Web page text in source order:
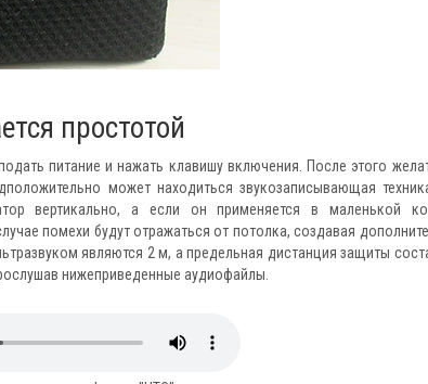
простотой
питание и нажать клавишу включения. После этого
может находиться звукозаписывающая
вертикально, а если он применяется в маленькой
помехи будут отражаться от потолка, создавая
являются 2 м, а предельная дистанция защиты
нижеприведенные аудиофайлы.